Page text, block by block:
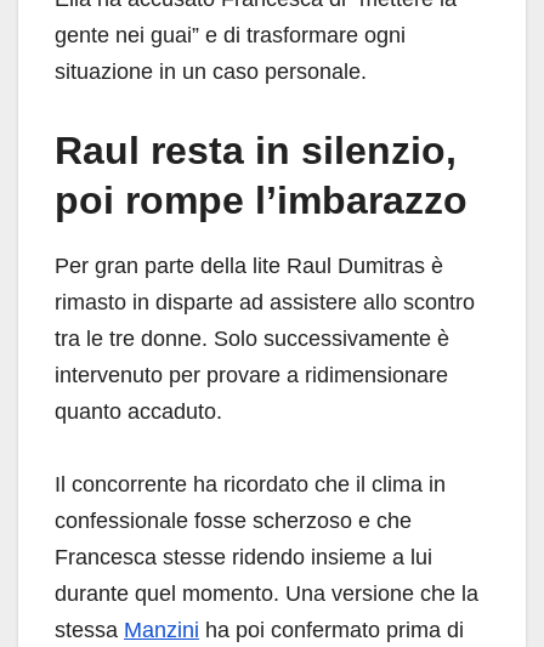
gente nei guai” e di trasformare ogni
situazione in un caso personale.
Raul resta in silenzio,
poi rompe l’imbarazzo
Per gran parte della lite Raul Dumitras è
rimasto in disparte ad assistere allo scontro
tra le tre donne. Solo successivamente è
intervenuto per provare a ridimensionare
quanto accaduto.
Il concorrente ha ricordato che il clima in
confessionale fosse scherzoso e che
Francesca stesse ridendo insieme a lui
durante quel momento. Una versione che la
stessa Manzini ha poi confermato prima di